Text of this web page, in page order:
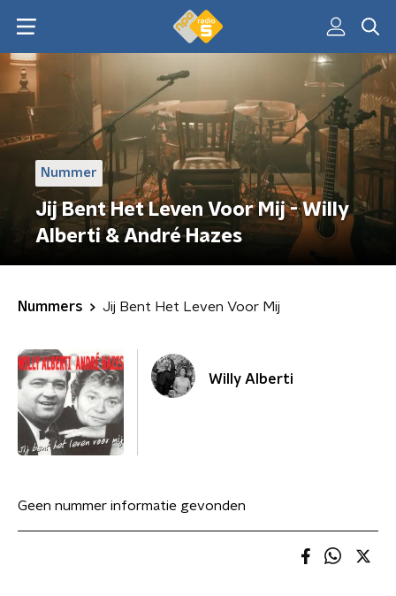
Nummer
Jij Bent Het Leven Voor Mij - Willy
Alberti & André Hazes
Nummers Jij Bent Het Leven Voor Mij
Willy Alberti
Geen nummer informatie gevonden